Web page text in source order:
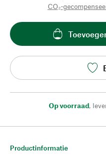
CO₂-
Op voorraad,
Productinformatie